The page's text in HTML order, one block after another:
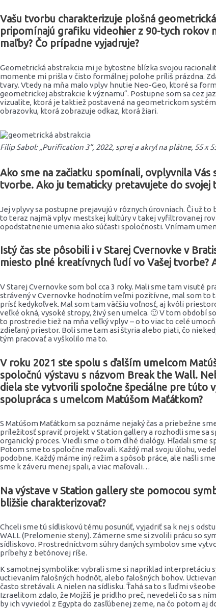
Vašu tvorbu charakterizuje plošná
pripomínajú grafiku videohier z 90-tych rokov
maľby? Čo prípadne vyjadruje?
Geometrická abstrakcia mi je bytostne blízka svojou
momente mi prišla v čisto formálnej polohe príliš prázdna.
tvary. Vtedy na mňa malo vplyv hnutie Neo-Geo, ktoré sa
geometrickej abstrakcie k významu“. Postupne som sa cez
vizualite, ktorá je taktiež postavená na geometrickom
obrazovku, ktorá zobrazuje odkaz, ktorá žiari.
Filip Sabol: „Purification 3“, 2022, sprej a akryl na plátne, 55 x
Ako sme na začiatku spomínali, ovplyvnila
tvorbe. Ako ju tematicky pretavujete do svojej
Jej vplyvy sa postupne prejavujú v rôznych úrovniach. Či už
to teraz najmä vplyv mestskej kultúry v takej vyfiltrovanej
opodstatnenie umenia ako súčasti spoločnosti. Vnímam
Istý čas ste pôsobili i v Starej Cvernovke v
miesto plné kreatívnych ľudí vo Vašej tvorbe?
V Starej Cvernovke som bol cca 3 roky. Mali sme tam visuté
strávený v Cvernovke hodnotím veľmi pozitívne, mal som to
prísť kedykoľvek. Mal som tam väčšiu voľnosť, aj kvôli
veľké okná, vysoké stropy, živý sen umelca. 🙂 V tom období
to prostredie tiež na mňa veľký vplyv – o to viac to celé
zdieľaný priestor. Boli sme tam asi štyria alebo piati, čo
tým pracovať a vyškolilo ma to.
V roku 2021 ste spolu s ďalším umelcom
spoločnú výstavu s názvom Break the Wall.
diela ste vytvorili spoločne špeciálne pre túto
spolupráca s umelcom Matúšom Maťátkom?
S Matúšom Maťátkom sa poznáme nejaký čas a priebežne
príležitosť spraviť projekt v Station gallery a rozhodli sme sa
organický proces. Viedli sme o tom dlhé dialógy. Hľadali sme
Potom sme to spoločne maľovali. Každý mal svoju úlohu,
podobne. Každý máme iný režim a spôsob práce, ale našli
sme k záveru menej spali, a viac maľovali…
Na výstave v Station gallery ste pomocou
bližšie charakterizovať?
Chceli sme tú sídliskovú tému posunúť, vyjadriť sa k nej s
WALL (Prelomenie steny). Zámerne sme si zvolili prácu so
sídliskovo. Prostredníctvom súhry daných symbolov sme
príbehy z betónovej ríše.
K samotnej symbolike: vybrali sme si napríklad interpretáciu
uctievaním falošných hodnôt, alebo falošných bohov.
často stretávali. A nielen na sídlisku. Ťahá sa to s ľuďmi
Izraelitom zdalo, že Mojžiš je pridlho preč, nevedeli čo sa s
by ich vyviedol z Egypta do zasľúbenej zeme, na čo potom aj